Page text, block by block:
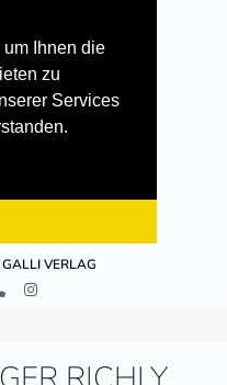
Ihnen die
zu
Services
GALLI VERLAG
Instagram